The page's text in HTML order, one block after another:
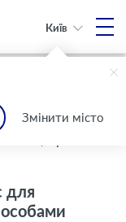
Змінити місто
Київ
для клієнтів
що є
для